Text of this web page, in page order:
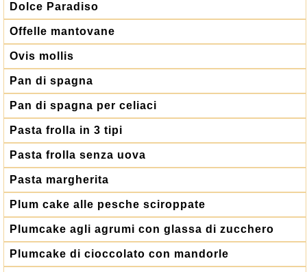
Dolce Paradiso
Offelle mantovane
Ovis mollis
Pan di spagna
Pan di spagna per celiaci
Pasta frolla in 3 tipi
Pasta frolla senza uova
Pasta margherita
Plum cake alle pesche sciroppate
Plumcake agli agrumi con glassa di zucchero
Plumcake di cioccolato con mandorle